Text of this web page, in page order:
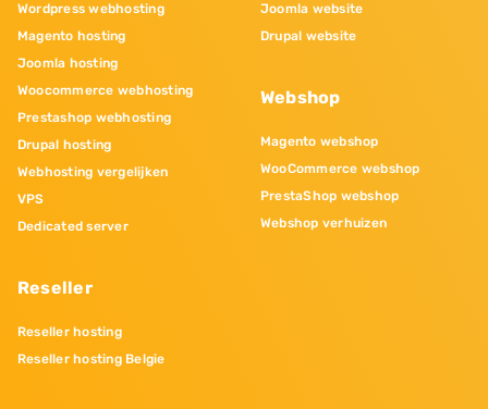
Wordpress webhosting
Magento hosting
Joomla hosting
Woocommerce webhosting
Prestashop webhosting
Drupal hosting
Webhosting vergelijken
VPS
Dedicated server
Reseller
Reseller hosting
Reseller hosting Belgie
Joomla website
Drupal website
Webshop
Magento webshop
WooCommerce webshop
PrestaShop webshop
Webshop verhuizen